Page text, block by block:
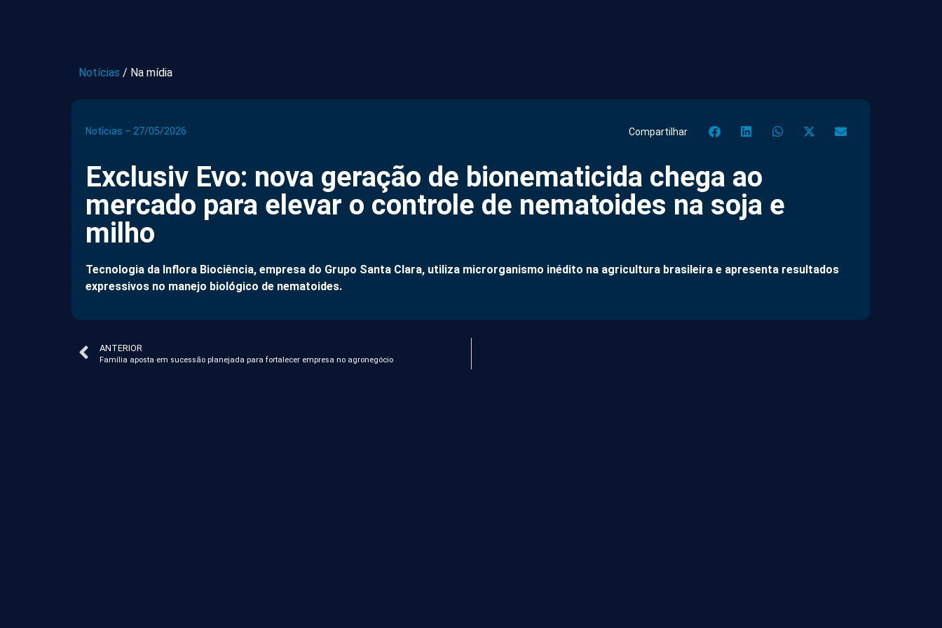
Notícias / Na mídia
Notícias – 27/05/2026 Compartilhar
Exclusiv Evo: nova geração de bionematicida chega ao
mercado para elevar o controle de nematoides na soja e
milho
Tecnologia da Inflora Biociência, empresa do Grupo Santa Clara, utiliza microrganismo inédito na agricultura brasileira e apresenta resultados
expressivos no manejo biológico de nematoides.
ANTERIOR
Família aposta em sucessão planejada para fortalecer empresa no agronegócio